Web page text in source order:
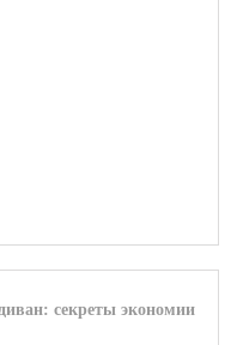
секреты экономии